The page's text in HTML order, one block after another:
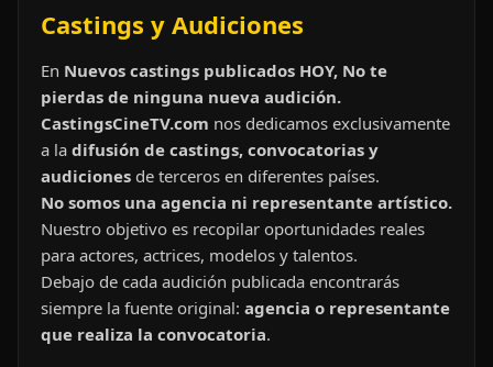
Castings y Audiciones
En Nuevos castings publicados HOY, No te
pierdas de ninguna nueva audición.
CastingsCineTV.com nos dedicamos exclusivamente
a la difusión de castings, convocatorias y
audiciones de terceros en diferentes países.
No somos una agencia ni representante artístico.
Nuestro objetivo es recopilar oportunidades reales
para actores, actrices, modelos y talentos.
Debajo de cada audición publicada encontrarás
siempre la fuente original: agencia o representante
que realiza la convocatoria.